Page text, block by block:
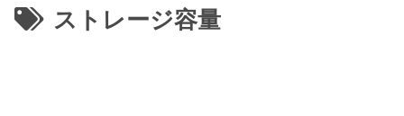
ストレージ容量